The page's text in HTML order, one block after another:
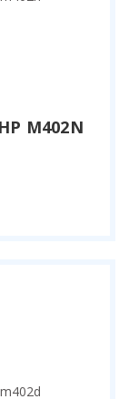
M402N